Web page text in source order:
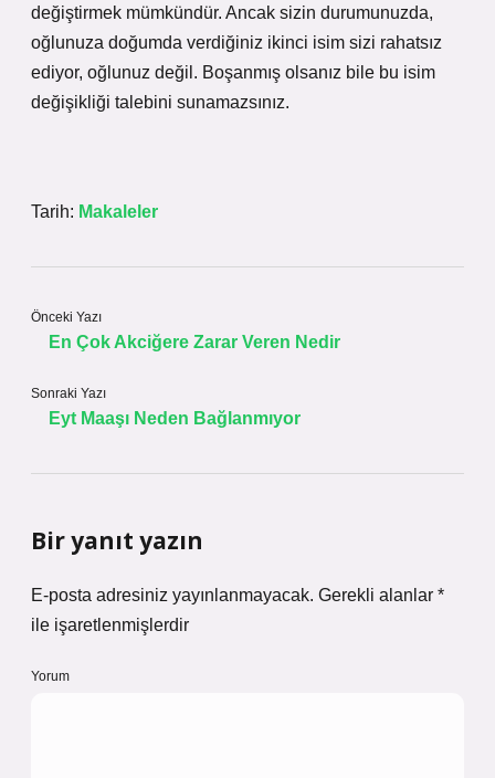
değiştirmek mümkündür. Ancak sizin durumunuzda,
oğlunuza doğumda verdiğiniz ikinci isim sizi rahatsız
ediyor, oğlunuz değil. Boşanmış olsanız bile bu isim
değişikliği talebini sunamazsınız.
Tarih: Makaleler
Önceki Yazı
En Çok Akciğere Zarar Veren Nedir
Sonraki Yazı
Eyt Maaşı Neden Bağlanmıyor
Bir yanıt yazın
E-posta adresiniz yayınlanmayacak. Gerekli alanlar *
ile işaretlenmişlerdir
Yorum